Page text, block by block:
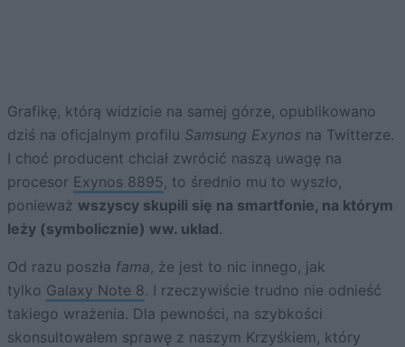
Grafikę, którą widzicie na samej górze, opublikowano
dziś na oficjalnym profilu Samsung Exynos na Twitterze.
I choć producent chciał zwrócić naszą uwagę na
procesor Exynos 8895, to średnio mu to wyszło,
ponieważ wszyscy skupili się na smartfonie, na którym
leży (symbolicznie) ww. układ.
Od razu poszła fama, że jest to nic innego, jak
tylko Galaxy Note 8. I rzeczywiście trudno nie odnieść
takiego wrażenia. Dla pewności, na szybkości
skonsultowałem sprawę z naszym Krzyśkiem, który